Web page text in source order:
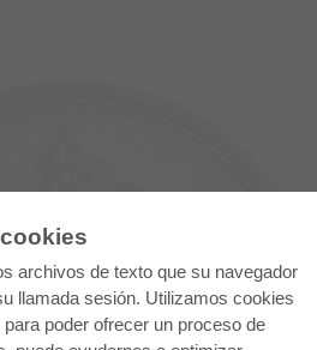
archivos de texto que su navegador
llamada sesión. Utilizamos cookies
poder ofrecer un proceso de